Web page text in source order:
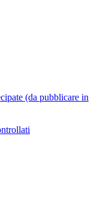
(da pubblicare in